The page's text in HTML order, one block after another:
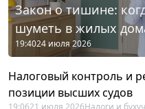
Закон о тишине:
шуметь в жилых
19:4024 июля 2026
Налоговый контроль и
позиции высших судов
19:0621 июля 2026Налоги и